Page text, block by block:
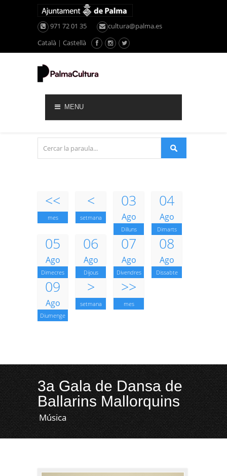
971 72 01 35
cultura@palma.es
Català | Castellà
MENU
<<
mes
<
setmana
03
Ago
Dilluns
04
Ago
Dimarts
05
Ago
Dimecres
06
Ago
Dijous
07
Ago
Divendres
08
Ago
Dissabte
09
Ago
Diumenge
>
setmana
>>
mes
3a Gala de Dansa de
Ballarins Mallorquins
Música